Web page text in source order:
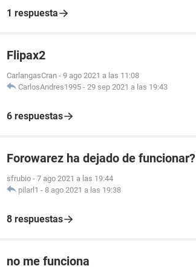
1 respuesta
Flipax2
CarlangasCran - 9 ago 2021 a las 11:08
CarlosAndres1995 - 29 sep 2021 a las 19:43
6 respuestas
Forowarez ha dejado de funcionar?
sfrubio - 7 ago 2021 a las 19:44
pilarl1 - 8 ago 2021 a las 19:38
8 respuestas
no me funciona